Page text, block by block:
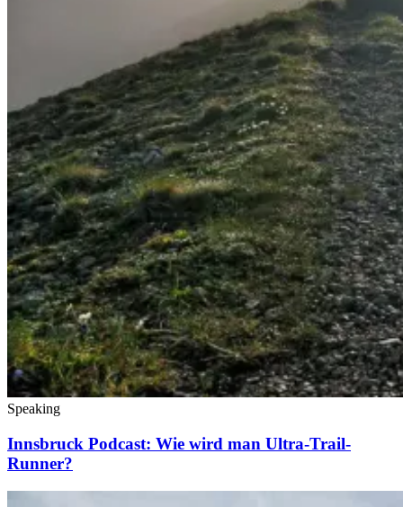
Speaking
Innsbruck Podcast: Wie wird man Ultra-Trail-
Runner?